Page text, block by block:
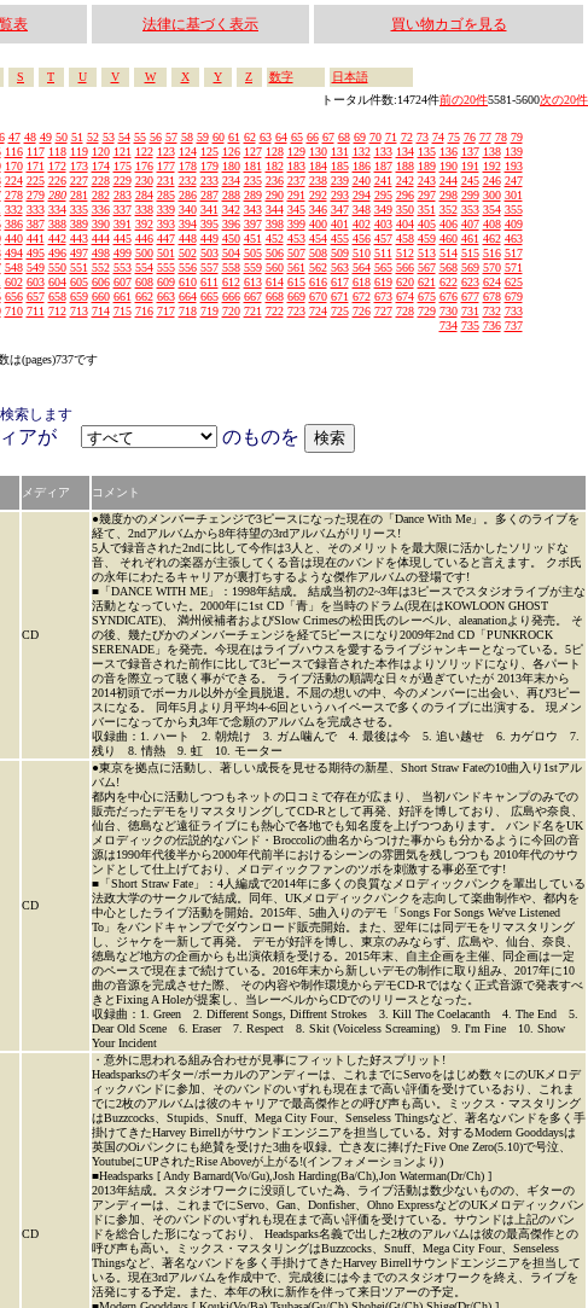
表 法律に基づく表示 買い物カゴを見る
S T U V W X Y Z 数字
日本語
トータル件数:14724件前の20件5581-5600次の20件
47 48 49 50 51 52 53 54 55 56 57 58 59 60 61 62 63 64 65 66 67 68 69 70 71 72 73 74 75 76 77 78 79
116 117 118 119 120 121 122 123 124 125 126 127 128 129 130 131 132 133 134 135 136 137 138 139
170 171 172 173 174 175 176 177 178 179 180 181 182 183 184 185 186 187 188 189 190 191 192 193
224 225 226 227 228 229 230 231 232 233 234 235 236 237 238 239 240 241 242 243 244 245 246 247
278 279 280 281 282 283 284 285 286 287 288 289 290 291 292 293 294 295 296 297 298 299 300 301
332 333 334 335 336 337 338 339 340 341 342 343 344 345 346 347 348 349 350 351 352 353 354 355
386 387 388 389 390 391 392 393 394 395 396 397 398 399 400 401 402 403 404 405 406 407 408 409
440 441 442 443 444 445 446 447 448 449 450 451 452 453 454 455 456 457 458 459 460 461 462 463
494 495 496 497 498 499 500 501 502 503 504 505 506 507 508 509 510 511 512 513 514 515 516 517
548 549 550 551 552 553 554 555 556 557 558 559 560 561 562 563 564 565 566 567 568 569 570 571
602 603 604 605 606 607 608 609 610 611 612 613 614 615 616 617 618 619 620 621 622 623 624 625
656 657 658 659 660 661 662 663 664 665 666 667 668 669 670 671 672 673 674 675 676 677 678 679
710 711 712 713 714 715 716 717 718 719 720 721 722 723 724 725 726 727 728 729 730 731 732 733
734 735 736 737
は(pages)737です
索します
アが のものを
メディア コメント
CD
●幾度かのメンバーチェンジで3ピースになった現在の「Dance With Me」。多くのライブを
経て、2ndアルバムから8年待望の3rdアルバムがリリース!
5人で録音された2ndに比して今作は3人と、そのメリットを最大限に活かしたソリッドな
音、 それぞれの楽器が主張してくる音は現在のバンドを体現していると言えます。 クボ氏
の永年にわたるキャリアが裏打ちするような傑作アルバムの登場です!
■「DANCE WITH ME」：1998年結成。 結成当初の2~3年は3ピースでスタジオライブが主な
活動となっていた。2000年に1st CD「青」を当時のドラム(現在はKOWLOON GHOST
SYNDICATE)、 満州候補者およびSlow Crimesの松田氏のレーベル、aleanationより発売。 そ
の後、幾たびかのメンバーチェンジを経て5ピースになり2009年2nd CD「PUNKROCK
SERENADE」を発売。今現在はライブハウスを愛するライブジャンキーとなっている。5ピ
ースで録音された前作に比して3ピースで録音された本作はよりソリッドになり、各パート
の音を際立って聴く事ができる。 ライブ活動の順調な日々が過ぎていたが 2013年末から
2014初頭でボーカル以外が全員脱退。不屈の想いの中、今のメンバーに出会い、再び3ピー
スになる。 同年5月より月平均4~6回というハイペースで多くのライブに出演する。 現メン
バーになってから丸3年で念願のアルバムを完成させる。
収録曲：1. ハート 2. 朝焼け 3. ガム噛んで 4. 最後は今 5. 追い越せ 6. カゲロウ 7.
残り 8. 情熱 9. 虹 10. モーター
CD
●東京を拠点に活動し、著しい成長を見せる期待の新星、Short Straw Fateの10曲入り1stアル
バム!
都内を中心に活動しつつもネットの口コミで存在が広まり、 当初バンドキャンプのみでの
販売だったデモをリマスタリングしてCD-Rとして再発、好評を博しており、 広島や奈良、
仙台、徳島など遠征ライブにも熱心で各地でも知名度を上げつつあります。 バンド名をUK
メロディックの伝説的なバンド・Broccoliの曲名からつけた事からも分かるように今回の音
源は1990年代後半から2000年代前半におけるシーンの雰囲気を残しつつも 2010年代のサウ
ンドとして仕上げており、メロディックファンのツボを刺激する事必至です!
■「Short Straw Fate」：4人編成で2014年に多くの良質なメロディックパンクを輩出している
法政大学のサークルで結成。同年、UKメロディックパンクを志向して楽曲制作や、都内を
中心としたライブ活動を開始。2015年、5曲入りのデモ「Songs For Songs We've Listened
To」をバンドキャンプでダウンロード販売開始。また、翌年には同デモをリマスタリング
し、ジャケを一新して再発。 デモが好評を博し、東京のみならず、広島や、仙台、奈良、
徳島など地方の企画からも出演依頼を受ける。2015年末、自主企画を主催、同企画は一定
のペースで現在まで続けている。2016年末から新しいデモの制作に取り組み、2017年に10
曲の音源を完成させた際、 その内容や制作環境からデモCD-Rではなく正式音源で発表すべ
きとFixing A Holeが提案し、当レーベルからCDでのリリースとなった。
収録曲：1. Green 2. Different Songs, Diffrent Strokes 3. Kill The Coelacanth 4. The End 5.
Dear Old Scene 6. Eraser 7. Respect 8. Skit (Voiceless Screaming) 9. I'm Fine 10. Show
Your Incident
CD
・意外に思われる組み合わせが見事にフィットした好スプリット!
Headsparksのギター/ボーカルのアンディーは、これまでにServoをはじめ数々にのUKメロデ
ィックバンドに参加、そのバンドのいずれも現在まで高い評価を受けているおり、これま
でに2枚のアルバムは彼のキャリアで最高傑作との呼び声も高い。ミックス・マスタリング
はBuzzcocks、Stupids、Snuff、Mega City Four、Senseless Thingsなど、著名なバンドを多く手
掛けてきたHarvey Birrellがサウンドエンジニアを担当している。対するModern Gooddaysは
英国のOiパンクにも絶賛を受けた3曲を収録。亡き友に捧げたFive One Zero(5.10)で号泣、
YoutubeにUPされたRise Aboveが上がる!(インフォメーションより)
■Headsparks [ Andy Barnard(Vo/Gu),Josh Harding(Ba/Ch),Jon Waterman(Dr/Ch) ]
2013年結成。スタジオワークに没頭していた為、ライブ活動は数少ないものの、ギターの
アンディーは、これまでにServo、Gan、Donfisher、Ohno ExpressなどのUKメロディックバン
ドに参加、そのバンドのいずれも現在まで高い評価を受けている。サウンドは上記のバン
ドを総合した形になっており、 Headsparks名義で出した2枚のアルバムは彼の最高傑作との
呼び声も高い。ミックス・マスタリングはBuzzcocks、Snuff、Mega City Four、Senseless
Thingsなど、著名なバンドを多く手掛けてきたHarvey Birrellサウンドエンジニアを担当して
いる。現在3rdアルバムを作成中で、完成後には今までのスタジオワークを終え、ライブを
活発にする予定。また、本年の秋に新作を伴って来日ツアーの予定。